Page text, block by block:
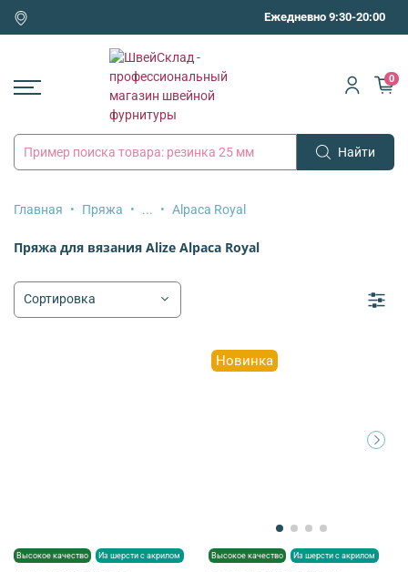
Ежедневно 9:30-20:00
Найти
0
Главная Пряжа ... Alpaca Royal
Пряжа для вязания Alize Alpaca Royal
Высокое качество Из шерсти с акрилом
Новинка
Высокое качество Из шерсти с акрилом